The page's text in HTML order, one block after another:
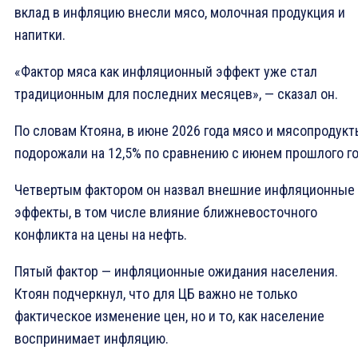
вклад в инфляцию внесли мясо, молочная продукция и
напитки.
«Фактор мяса как инфляционный эффект уже стал
традиционным для последних месяцев», — сказал он.
По словам Ктояна, в июне 2026 года мясо и
подорожали на 12,5% по сравнению с июнем прошлого
Четвертым фактором он назвал внешние инфляционные
эффекты, в том числе влияние ближневосточного
конфликта на цены на нефть.
Пятый фактор — инфляционные ожидания населения.
Ктоян подчеркнул, что для ЦБ важно не только
фактическое изменение цен, но и то, как население
воспринимает инфляцию.